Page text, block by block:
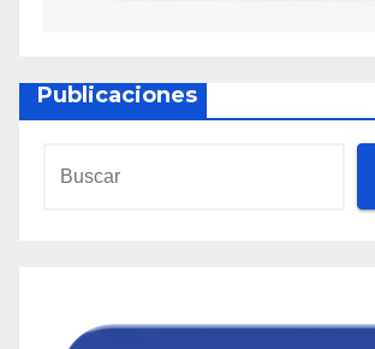
Publicaciones